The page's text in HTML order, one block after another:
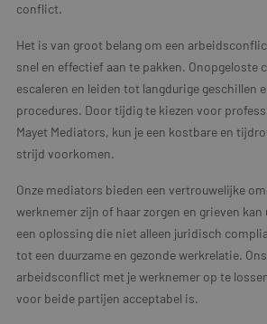
conflict.
Het is van groot belang om een
snel en effectief aan te pakken. Onopgeloste
escaleren en leiden tot langdurige geschillen
procedures. Door tijdig te kiezen voor
Mayet Mediators, kun je een kostbare en
strijd voorkomen.
Onze mediators bieden een vertrouwelijke
werknemer zijn of haar zorgen en grieven
een oplossing die niet alleen juridisch
tot een duurzame en gezonde werkrelatie.
arbeidsconflict met je werknemer op te
voor beide partijen acceptabel is.